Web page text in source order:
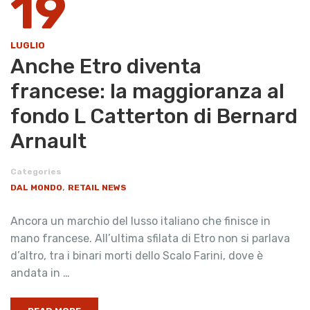
LUGLIO
Anche Etro diventa
francese: la maggioranza al
fondo L Catterton di Bernard
Arnault
Categories
DAL MONDO, RETAIL NEWS
Ancora un marchio del lusso italiano che finisce in
mano francese. All’ultima sfilata di Etro non si parlava
d’altro, tra i binari morti dello Scalo Farini, dove è
andata in …